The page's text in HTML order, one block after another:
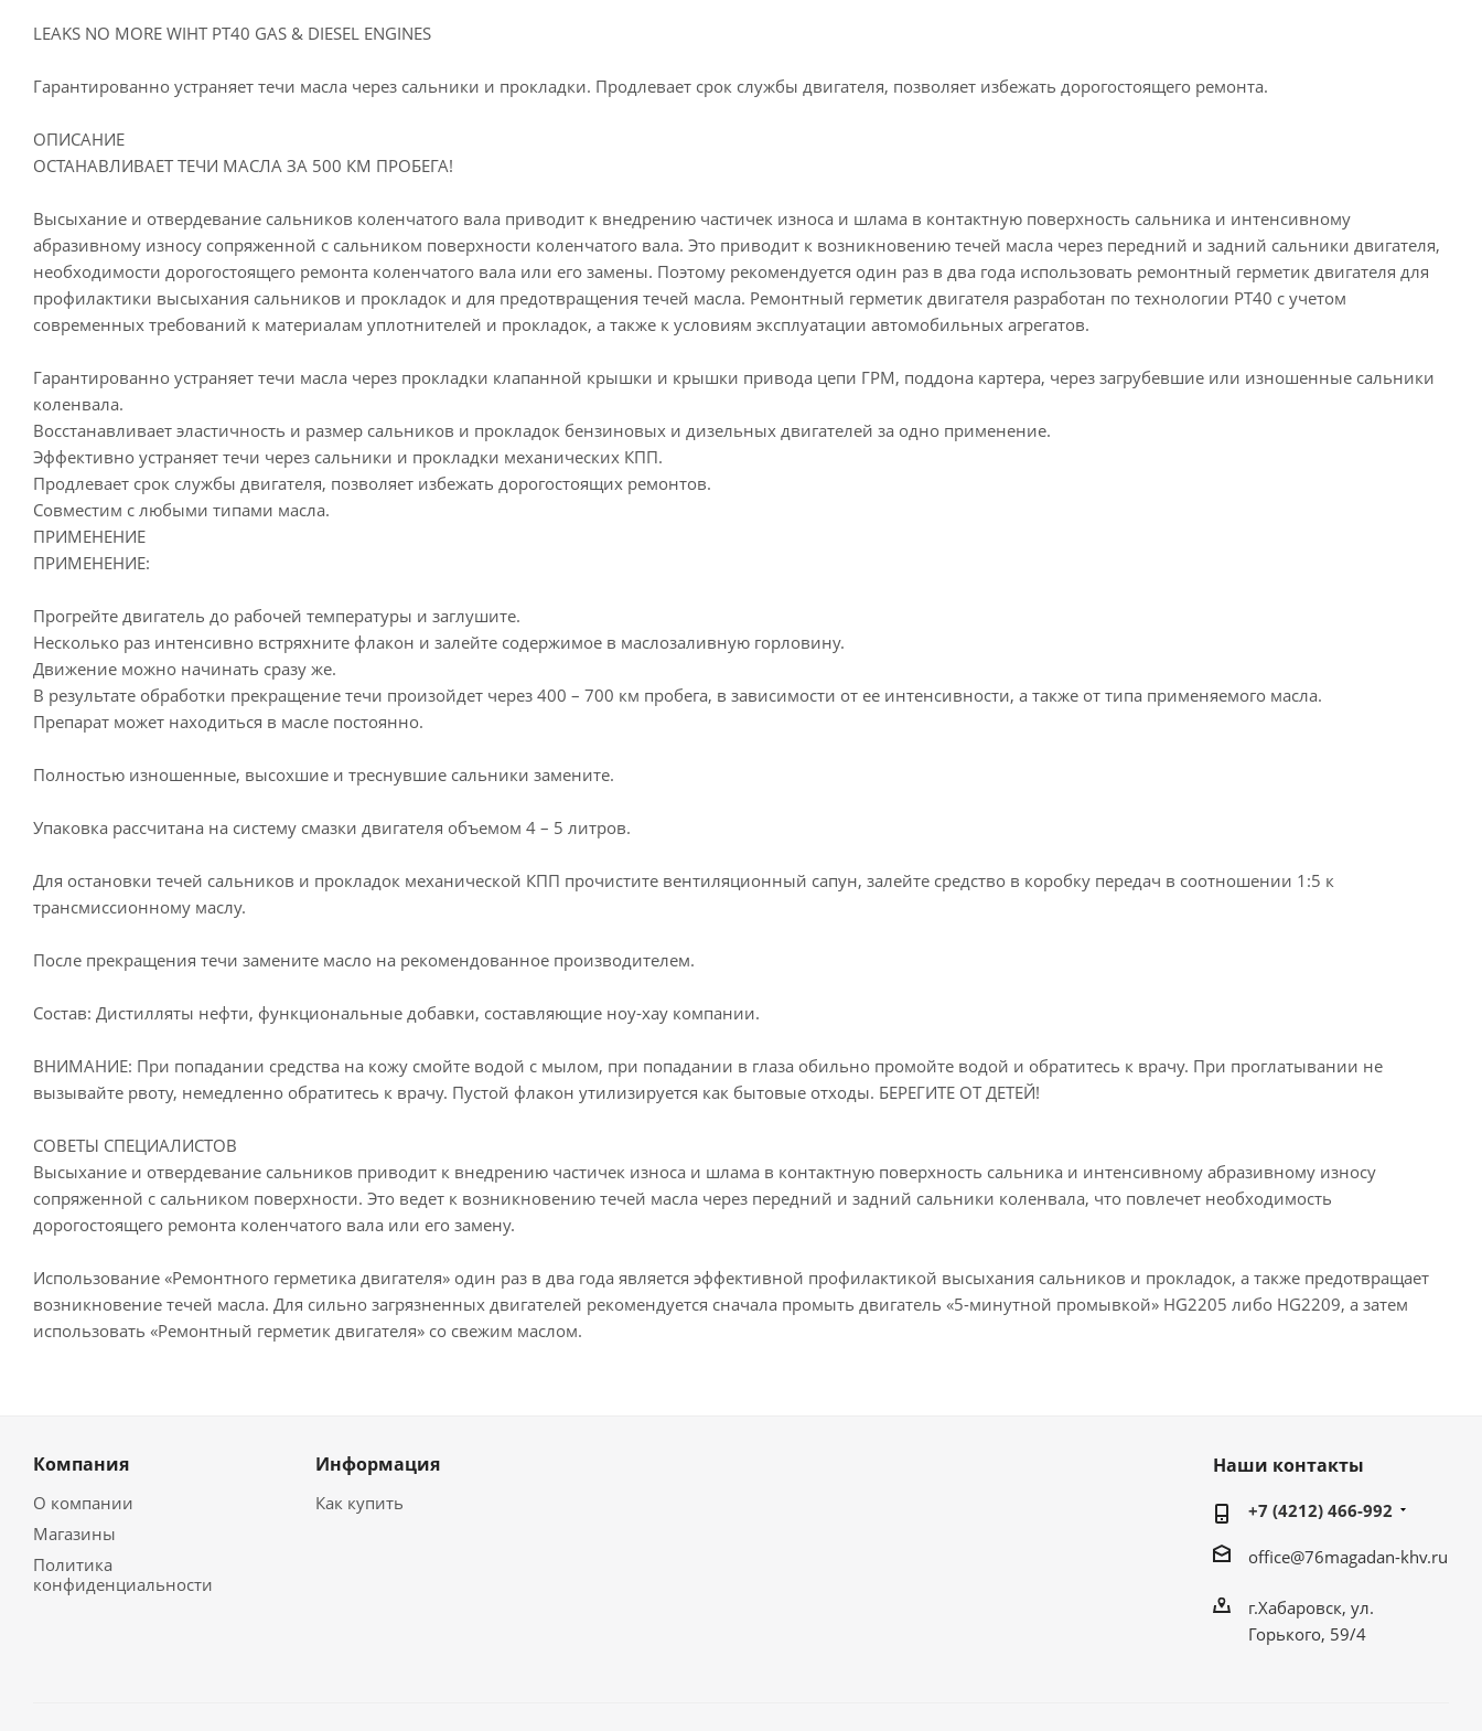
LEAKS NO MORE WIHT PT40 GAS & DIESEL ENGINES
Гарантированно устраняет течи масла через сальники и прокладки. Продлевает срок службы двигателя, позволяет избежать дорогостоящего ремонта.
ОПИСАНИЕ
ОСТАНАВЛИВАЕТ ТЕЧИ МАСЛА ЗА 500 КМ ПРОБЕГА!
Высыхание и отвердевание сальников коленчатого вала приводит к внедрению частичек износа и шлама в контактную поверхность сальника и интенсивному
абразивному износу сопряженной с сальником поверхности коленчатого вала. Это приводит к возникновению течей масла через передний и задний сальники двигателя,
необходимости дорогостоящего ремонта коленчатого вала или его замены. Поэтому рекомендуется один раз в два года использовать ремонтный герметик двигателя для
профилактики высыхания сальников и прокладок и для предотвращения течей масла. Ремонтный герметик двигателя разработан по технологии РТ40 с учетом
современных требований к материалам уплотнителей и прокладок, а также к условиям эксплуатации автомобильных агрегатов.
Гарантированно устраняет течи масла через прокладки клапанной крышки и крышки привода цепи ГРМ, поддона картера, через загрубевшие или изношенные сальники
коленвала.
Восстанавливает эластичность и размер сальников и прокладок бензиновых и дизельных двигателей за одно применение.
Эффективно устраняет течи через сальники и прокладки механических КПП.
Продлевает срок службы двигателя, позволяет избежать дорогостоящих ремонтов.
Совместим с любыми типами масла.
ПРИМЕНЕНИЕ
ПРИМЕНЕНИЕ:
Прогрейте двигатель до рабочей температуры и заглушите.
Несколько раз интенсивно встряхните флакон и залейте содержимое в маслозаливную горловину.
Движение можно начинать сразу же.
В результате обработки прекращение течи произойдет через 400 – 700 км пробега, в зависимости от ее интенсивности, а также от типа применяемого масла.
Препарат может находиться в масле постоянно.
Полностью изношенные, высохшие и треснувшие сальники замените.
Упаковка рассчитана на систему смазки двигателя объемом 4 – 5 литров.
Для остановки течей сальников и прокладок механической КПП прочистите вентиляционный сапун, залейте средство в коробку передач в соотношении 1:5 к
трансмиссионному маслу.
После прекращения течи замените масло на рекомендованное производителем.
Состав: Дистилляты нефти, функциональные добавки, составляющие ноу-хау компании.
ВНИМАНИЕ: При попадании средства на кожу смойте водой с мылом, при попадании в глаза обильно промойте водой и обратитесь к врачу. При проглатывании не
вызывайте рвоту, немедленно обратитесь к врачу. Пустой флакон утилизируется как бытовые отходы. БЕРЕГИТЕ ОТ ДЕТЕЙ!
СОВЕТЫ СПЕЦИАЛИСТОВ
Высыхание и отвердевание сальников приводит к внедрению частичек износа и шлама в контактную поверхность сальника и интенсивному абразивному износу
сопряженной с сальником поверхности. Это ведет к возникновению течей масла через передний и задний сальники коленвала, что повлечет необходимость
дорогостоящего ремонта коленчатого вала или его замену.
Использование «Ремонтного герметика двигателя» один раз в два года является эффективной профилактикой высыхания сальников и прокладок, а также предотвращает
возникновение течей масла. Для сильно загрязненных двигателей рекомендуется сначала промыть двигатель «5-минутной промывкой» HG2205 либо HG2209, а затем
использовать «Ремонтный герметик двигателя» со свежим маслом.
Компания
О компании
Магазины
Политика
конфиденциальности
Информация
Как купить
Наши контакты
+7 (4212) 466-992
office@76magadan-khv.ru
г.Хабаровск, ул.
Горького, 59/4